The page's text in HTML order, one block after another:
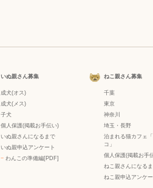
いぬ親さん募集
成犬(オス)
成犬(メス)
子犬
個人保護(掲載お手伝い)
いぬ親さんになるまで
いぬ親申込アンケート
− わんこの準備編[PDF]
ねこ親さん募集
千葉
東京
神奈川
埼玉・長野
泊まれる猫カフェ
コ」
個人保護(掲載お手
ねこ親さんになる
ねこ親申込アンケ